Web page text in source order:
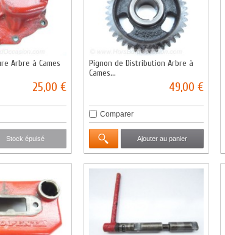
Arbre à Cames
25,00 €
Stock épuisé
Pignon de Distribution Arbre à
Cames...
49,00 €
Comparer
Ajouter au panier